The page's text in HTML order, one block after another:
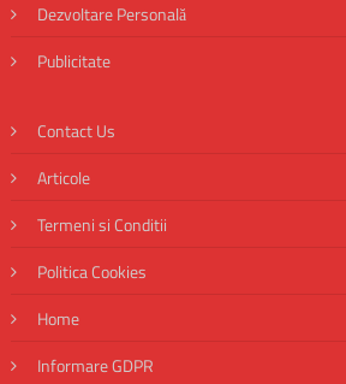
Dezvoltare Personală
Publicitate
Contact Us
Articole
Termeni si Conditii
Politica Cookies
Home
Informare GDPR